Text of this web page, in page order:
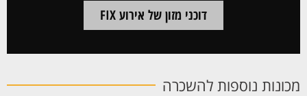
דוכני מזון של אירוע FIX
מכונות נוספות להשכרה